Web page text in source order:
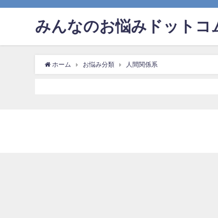
みんなのお悩みドットコ
ホーム お悩み分類 人間関係系